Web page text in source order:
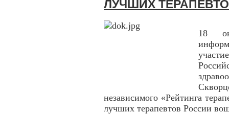
ЛУЧШИХ
18
независимого «Рейтинга
лучших терапевтов России